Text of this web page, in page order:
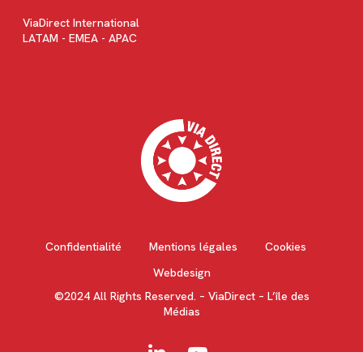
ViaDirect International
LATAM - EMEA - APAC
Confidentialité Mentions légales
Cookies
Webdesign
©2024 All Rights Reserved. – ViaDirect – L’île des
Médias